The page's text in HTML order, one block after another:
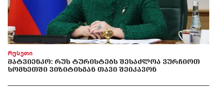
რუსეთი
ᲛᲐᲢᲕᲘᲔᲜᲙᲝ: ᲠᲣᲡ ᲢᲣᲠᲘᲡᲢᲔᲑᲡ ᲨᲔᲡᲐᲫᲚᲝᲐ ᲕᲣᲠᲩᲘᲝᲗ
ᲡᲝᲛᲮᲔᲗᲨᲘ ᲕᲘᲖᲘᲢᲘᲡᲒᲐᲜ ᲗᲐᲕᲘ ᲨᲔᲘᲙᲐᲕᲝᲜ